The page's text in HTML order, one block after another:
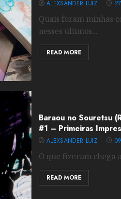
ALEXSANDER LUIZ
Quais foram minhas
nesses últimos...
READ MORE
Baraou no Souretsu
#1 – Primeiras
ALEXSANDER LUIZ
O que fizeram chega
READ MORE